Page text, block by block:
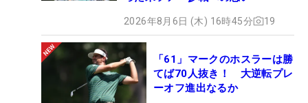
2026年8月6日 (木) 16時45分 19
「61」マークのホスラーは勝
てば70人抜き！ 大逆転プレ
ーオフ進出なるか